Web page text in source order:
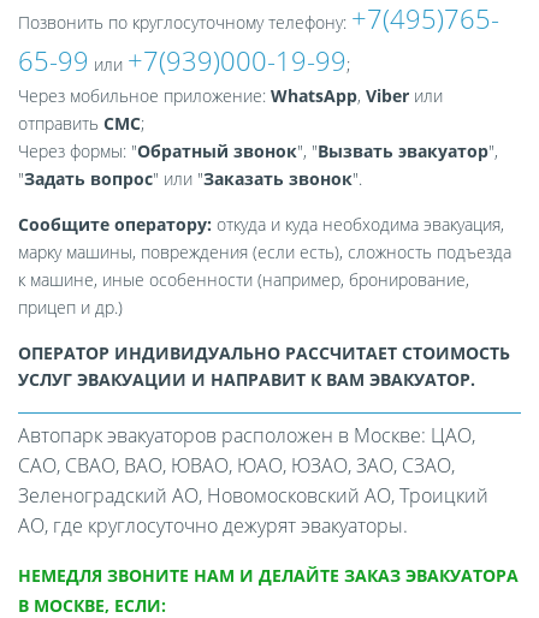
Позвонить по круглосуточному телефону: +7(495)765-
65-99 или +7(939)000-19-99;
Через мобильное приложение: WhatsApp, Viber или
отправить СМС;
Через формы: "Обратный звонок", "Вызвать эвакуатор",
"Задать вопрос" или "Заказать звонок".
Сообщите оператору: откуда и куда необходима эвакуация,
марку машины, повреждения (если есть), сложность подъезда
к машине, иные особенности (например, бронирование,
прицеп и др.)
ОПЕРАТОР ИНДИВИДУАЛЬНО РАССЧИТАЕТ СТОИМОСТЬ
УСЛУГ ЭВАКУАЦИИ И НАПРАВИТ К ВАМ ЭВАКУАТОР.
Автопарк эвакуаторов расположен в Москве: ЦАО,
САО, СВАО, ВАО, ЮВАО, ЮАО, ЮЗАО, ЗАО, СЗАО,
Зеленоградский АО, Новомосковский АО, Троицкий
АО, где круглосуточно дежурят эвакуаторы.
НЕМЕДЛЯ ЗВОНИТЕ НАМ И ДЕЛАЙТЕ ЗАКАЗ ЭВАКУАТОРА
В МОСКВЕ, ЕСЛИ: